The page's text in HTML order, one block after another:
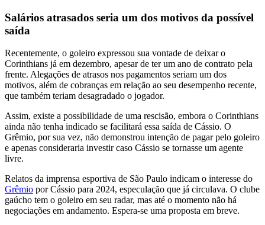
Salários atrasados seria um dos motivos da possível
saída
Recentemente, o goleiro expressou sua vontade de deixar o
Corinthians já em dezembro, apesar de ter um ano de contrato pela
frente. Alegações de atrasos nos pagamentos seriam um dos
motivos, além de cobranças em relação ao seu desempenho recente,
que também teriam desagradado o jogador.
Assim, existe a possibilidade de uma rescisão, embora o Corinthians
ainda não tenha indicado se facilitará essa saída de Cássio. O
Grêmio, por sua vez, não demonstrou intenção de pagar pelo goleiro
e apenas consideraria investir caso Cássio se tornasse um agente
livre.
Relatos da imprensa esportiva de São Paulo indicam o interesse do
Grêmio por Cássio para 2024, especulação que já circulava. O clube
gaúcho tem o goleiro em seu radar, mas até o momento não há
negociações em andamento. Espera-se uma proposta em breve.